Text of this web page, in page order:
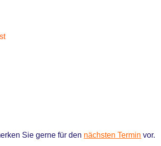
Sie gerne für den nächsten Termin vor.